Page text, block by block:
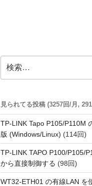
索:
見られてる投稿 (3257回/月,
TP-LINK Tapo P105/P110M
版 (Windows/Linux) (114回)
TP-LINK TAPO P100/P105/
から直接制御する (98回)
WT32-ETH01 の有線LAN を